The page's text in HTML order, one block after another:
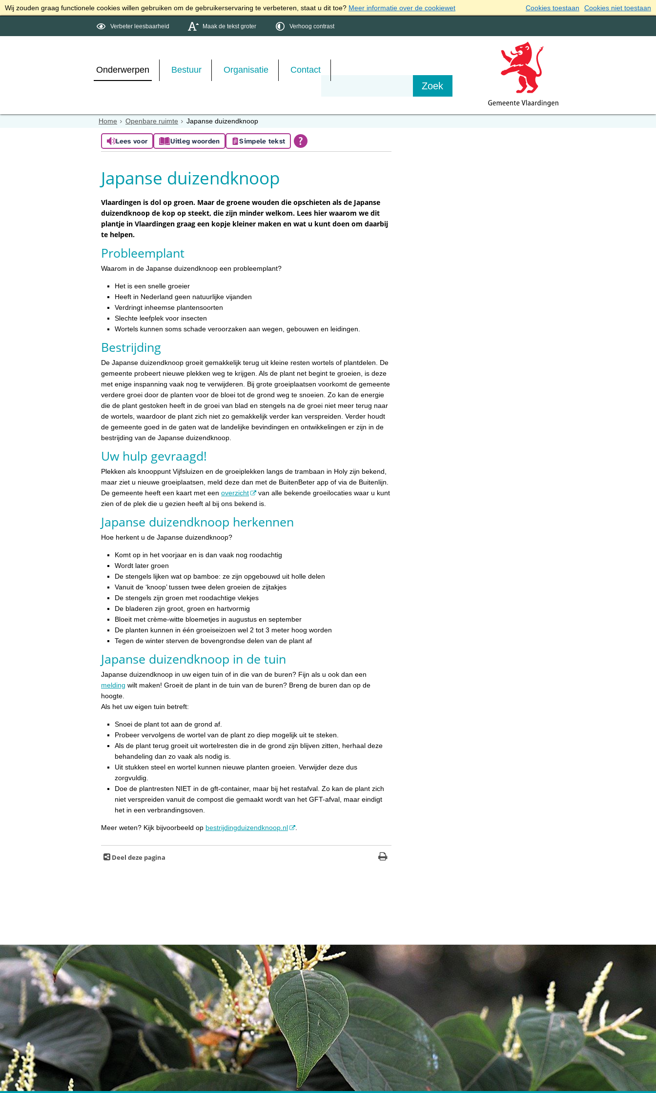
Wij zouden graag functionele cookies willen gebruiken om de gebruikerservaring te verbeteren, staat u dit toe? Meer informatie over de cookiewet Cookies toestaan Cookies niet toestaan
Verbeter leesbaarheid Maak de tekst groter Verhoog contrast
Onderwerpen Bestuur Organisatie Contact
Home Openbare ruimte Japanse duizendknoop
Lees voor Uitleg woorden Simpele tekst
Japanse duizendknoop
Vlaardingen is dol op groen. Maar de groene wouden die opschieten als de Japanse
duizendknoop de kop op steekt, die zijn minder welkom. Lees hier waarom we dit
plantje in Vlaardingen graag een kopje kleiner maken en wat u kunt doen om daarbij
te helpen.
Probleemplant
Waarom in de Japanse duizendknoop een probleemplant?
Het is een snelle groeier
Heeft in Nederland geen natuurlijke vijanden
Verdringt inheemse plantensoorten
Slechte leefplek voor insecten
Wortels kunnen soms schade veroorzaken aan wegen, gebouwen en leidingen.
Bestrijding
De Japanse duizendknoop groeit gemakkelijk terug uit kleine resten wortels of plantdelen. De
gemeente probeert nieuwe plekken weg te krijgen. Als de plant net begint te groeien, is deze
met enige inspanning vaak nog te verwijderen. Bij grote groeiplaatsen voorkomt de gemeente
verdere groei door de planten voor de bloei tot de grond weg te snoeien. Zo kan de energie
die de plant gestoken heeft in de groei van blad en stengels na de groei niet meer terug naar
de wortels, waardoor de plant zich niet zo gemakkelijk verder kan verspreiden. Verder houdt
de gemeente goed in de gaten wat de landelijke bevindingen en ontwikkelingen er zijn in de
bestrijding van de Japanse duizendknoop.
Uw hulp gevraagd!
Plekken als knooppunt Vijfsluizen en de groeiplekken langs de trambaan in Holy zijn bekend,
maar ziet u nieuwe groeiplaatsen, meld deze dan met de BuitenBeter app of via de Buitenlijn.
De gemeente heeft een kaart met een overzicht
van alle bekende groeilocaties waar u kunt
zien of de plek die u gezien heeft al bij ons bekend is.
Japanse duizendknoop herkennen
Hoe herkent u de Japanse duizendknoop?
Komt op in het voorjaar en is dan vaak nog roodachtig
Wordt later groen
De stengels lijken wat op bamboe: ze zijn opgebouwd uit holle delen
Vanuit de ‘knoop’ tussen twee delen groeien de zijtakjes
De stengels zijn groen met roodachtige vlekjes
De bladeren zijn groot, groen en hartvormig
Bloeit met crème-witte bloemetjes in augustus en september
De planten kunnen in één groeiseizoen wel 2 tot 3 meter hoog worden
Tegen de winter sterven de bovengrondse delen van de plant af
Japanse duizendknoop in de tuin
Japanse duizendknoop in uw eigen tuin of in die van de buren? Fijn als u ook dan een
melding wilt maken! Groeit de plant in de tuin van de buren? Breng de buren dan op de
hoogte.
Als het uw eigen tuin betreft:
Snoei de plant tot aan de grond af.
Probeer vervolgens de wortel van de plant zo diep mogelijk uit te steken.
Als de plant terug groeit uit wortelresten die in de grond zijn blijven zitten, herhaal deze
behandeling dan zo vaak als nodig is.
Uit stukken steel en wortel kunnen nieuwe planten groeien. Verwijder deze dus
zorgvuldig.
Doe de plantresten NIET in de gft-container, maar bij het restafval. Zo kan de plant zich
niet verspreiden vanuit de compost die gemaakt wordt van het GFT-afval, maar eindigt
het in een verbrandingsoven.
Meer weten? Kijk bijvoorbeeld op bestrijdingduizendknoop.nl
Deel deze pagina